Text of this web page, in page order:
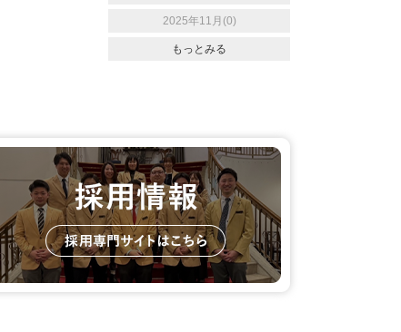
2025年11月(0)
もっとみる